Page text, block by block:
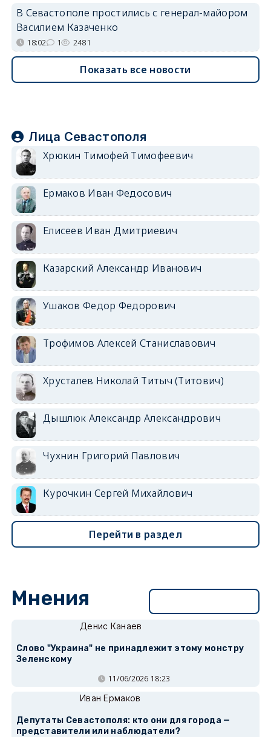
В Севастополе простились с генерал-майором
Василием Казаченко
18:02 1 2481
Показать все новости
Лица Севастополя
Хрюкин Тимофей Тимофеевич
Ермаков Иван Федосович
Елисеев Иван Дмитриевич
Казарский Александр Иванович
Ушаков Федор Федорович
Трофимов Алексей Станиславович
Хрусталев Николай Титыч (Титович)
Дышлюк Александр Александрович
Чухнин Григорий Павлович
Курочкин Сергей Михайлович
Перейти в раздел
Мнения
Денис Канаев
Слово "Украина" не принадлежит этому монстру
Зеленскому
11/06/2026 18:23
Иван Ермаков
Депутаты Севастополя: кто они для города —
представители или наблюдатели?